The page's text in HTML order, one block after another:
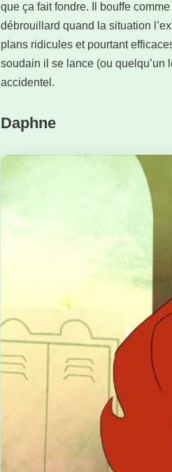
que ça fait fondre. Il bouffe
débrouillard quand la situation
plans ridicules et pourtant
soudain il se lance (ou
accidentel.
Daphne